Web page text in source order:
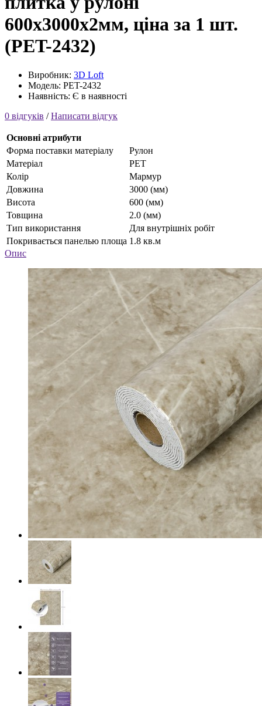
600х3000х2мм, ціна за 1 шт.
(PET-2432)
Виробник: 3D Loft
Модель: PET-2432
Наявність: Є в наявності
0 відгуків /Написати відгук
Основні атрибути
Форма поставки матеріалу
Рулон
Матеріал
PET
Колір
Мармур
Довжина
3000 (мм)
Висота
600 (мм)
Товщина
2.0 (мм)
Тип використання
Для внутрішніх робіт
Покривається панелью площа 1.8 кв.м
Опис